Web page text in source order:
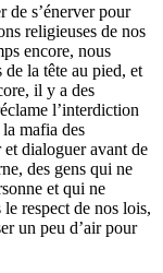
de s’énerver pour
religieuses de nos
encore, nous
la tête au pied, et
il y a des
l’interdiction
mafia des
et dialoguer avant de
des gens qui ne
et qui ne
respect de nos lois,
un peu d’air pour